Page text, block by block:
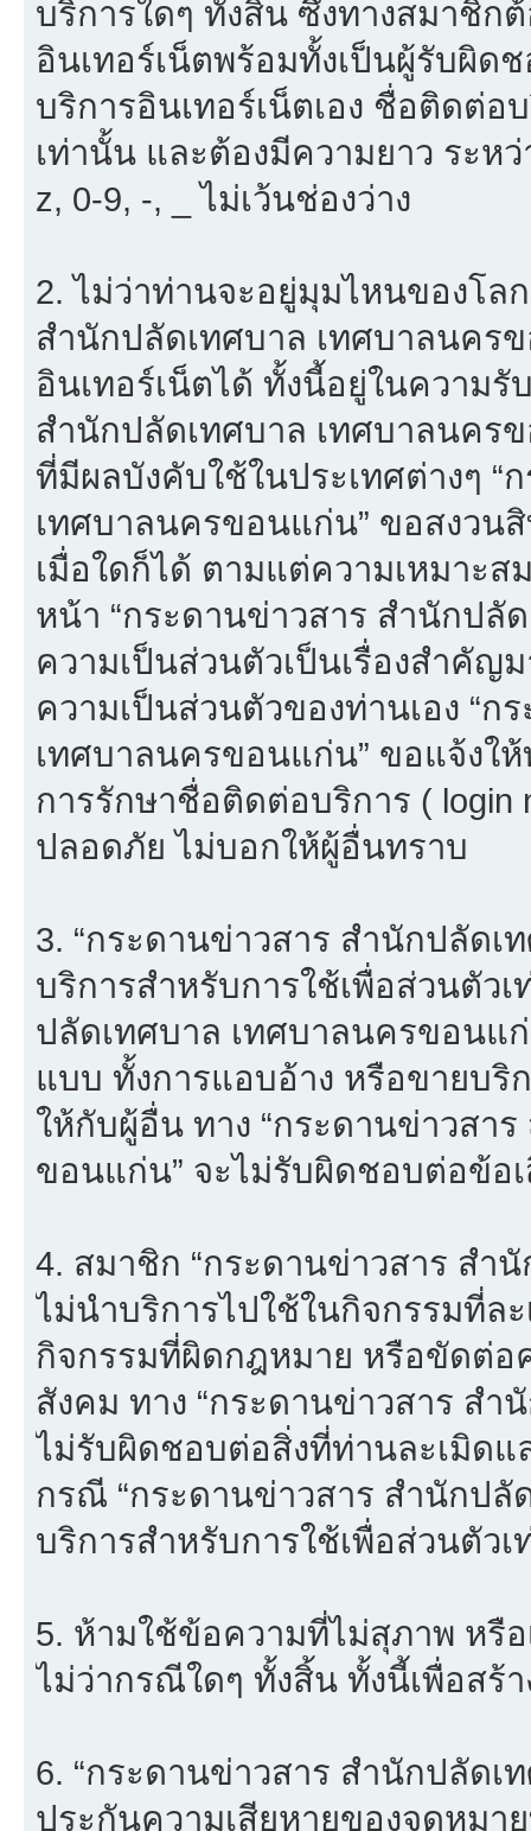
บริการใดๆ ทั้งสิ้น ซึ่งทางสมาชิก
อินเทอร์เน็ตพร้อมทั้งเป็นผู้รับผิด
บริการอินเทอร์เน็ตเอง ชื่อติดต่อ
เท่านั้น และต้องมีความยาว ระห
z, 0-9, -, _ ไม่เว้นช่องว่าง
2. ไม่ว่าท่านจะอยู่มุมไหนของโล
สำนักปลัดเทศบาล เทศบาลนคร
อินเทอร์เน็ตได้ ทั้งนี้อยู่ในความ
สำนักปลัดเทศบาล เทศบาลนคร
ที่มีผลบังคับใช้ในประเทศต่างๆ
เทศบาลนครขอนแก่น” ขอสงวน
เมื่อใดก็ได้ ตามแต่ความเหมาะ
หน้า “กระดานข่าวสาร สำนักปลั
ความเป็นส่วนตัวเป็นเรื่องสำคัญ
ความเป็นส่วนตัวของท่านเอง “
เทศบาลนครขอนแก่น” ขอแจ้งใ
การรักษาชื่อติดต่อบริการ ( login
ปลอดภัย ไม่บอกให้ผู้อื่นทราบ
3. “กระดานข่าวสาร สำนักปลัด
บริการสำหรับการใช้เพื่อส่วนตัว
ปลัดเทศบาล เทศบาลนครขอนแ
แบบ ทั้งการแอบอ้าง หรือขายบริ
ให้กับผู้อื่น ทาง “กระดานข่าวสา
ขอนแก่น” จะไม่รับผิดชอบต่อข้อ
4. สมาชิก “กระดานข่าวสาร สำ
ไม่นำบริการไปใช้ในกิจกรรมที่ล
กิจกรรมที่ผิดกฎหมาย หรือขัดต่อ
สังคม ทาง “กระดานข่าวสาร ส
ไม่รับผิดชอบต่อสิ่งที่ท่านละเมิดแ
กรณี “กระดานข่าวสาร สำนักปลั
บริการสำหรับการใช้เพื่อส่วนตัวเ
5. ห้ามใช้ข้อความที่ไม่สุภาพ หรื
ไม่ว่ากรณีใดๆ ทั้งสิ้น ทั้งนี้เพื่อสร้
6. “กระดานข่าวสาร สำนักปลัด
ประกันความเสียหายของจดหมา